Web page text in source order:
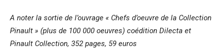
A noter la sortie de l’ouvrage « Chefs d’oeuvre de la Collection
Pinault » (plus de 100 000 oeuvres) coédition Dilecta et
Pinault Collection, 352 pages, 59 euros